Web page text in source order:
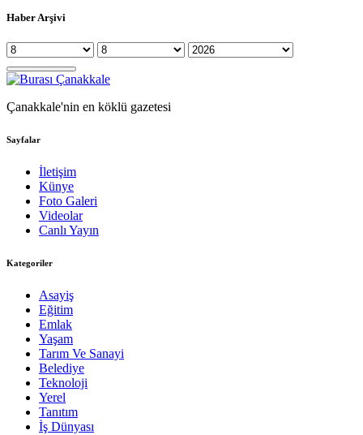
Haber Arşivi
Çanakkale'nin en köklü gazetesi
Sayfalar
İletişim
Künye
Foto Galeri
Videolar
Canlı Yayın
Kategoriler
Asayiş
Eğitim
Emlak
Yaşam
Tarım Ve Sanayi
Belediye
Teknoloji
Yerel
Tanıtım
İş Dünyası